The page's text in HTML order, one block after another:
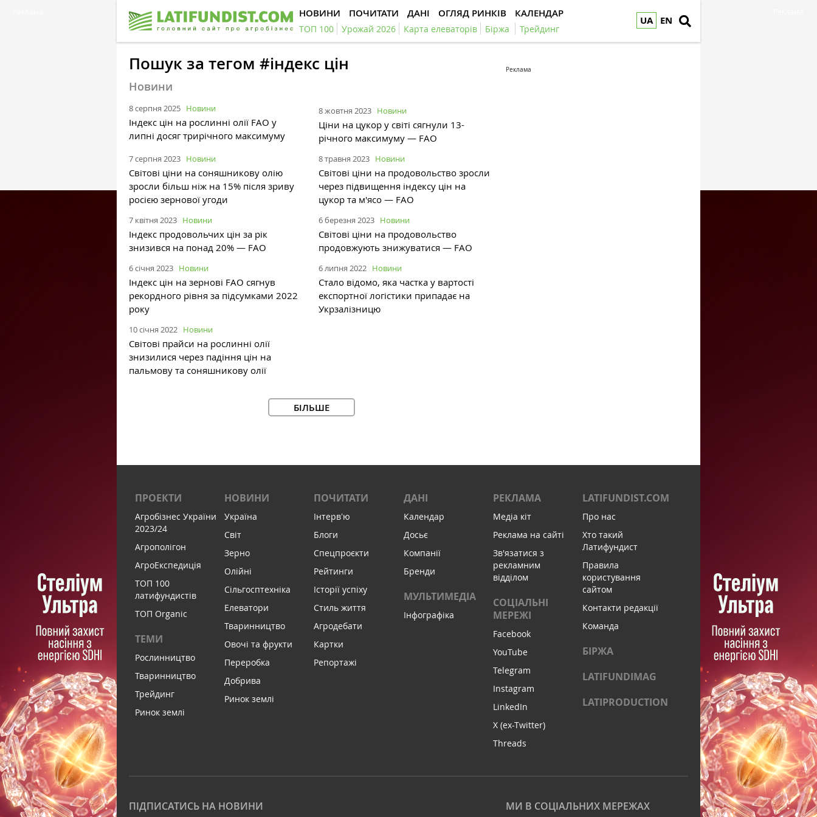
UA EN
НОВИНИ ПОЧИТАТИ ДАНІ ОГЛЯД РИНКІВ КАЛЕНДАР
ТОП 100 Урожай 2026 Карта елеваторів Біржа Трейдинг
Пошук за тегом #індекс цін
Новини
8 серпня 2025 Новини
Індекс цін на рослинні олії FAO у
липні досяг трирічного максимуму
8 жовтня 2023 Новини
Ціни на цукор у світі сягнули 13-
річного максимуму — FAO
7 серпня 2023 Новини
Світові ціни на соняшникову олію
зросли більш ніж на 15% після зриву
росією зернової угоди
8 травня 2023 Новини
Світові ціни на продовольство зросли
через підвищення індексу цін на
цукор та м'ясо — FАО
7 квітня 2023 Новини
Індекс продовольчих цін за рік
знизився на понад 20% — FАО
6 березня 2023 Новини
Світові ціни на продовольство
продовжують знижуватися — FАО
6 січня 2023 Новини
Індекс цін на зернові FAO сягнув
рекордного рівня за підсумками 2022
року
6 липня 2022 Новини
Стало відомо, яка частка у вартості
експортної логістики припадає на
Укрзалізницю
10 січня 2022 Новини
Світові прайси на рослинні олії
знизилися через падіння цін на
пальмову та соняшникову олії
БІЛЬШЕ
Реклама
ПРОЕКТИ
Агробізнес України
2023/24
Агрополігон
АгроЕкспедиція
ТОП 100
латифундистів
ТОП Organic
ТЕМИ
Рослинництво
Тваринництво
Трейдинг
Ринок землі
НОВИНИ
Україна
Світ
Зерно
Олійні
Сільгосптехніка
Елеватори
Тваринництво
Овочі та фрукти
Переробка
Добрива
Ринок землі
ПОЧИТАТИ
Інтервʼю
Блоги
Спецпроєкти
Рейтинги
Історії успіху
Стиль життя
Агродебати
Картки
Репортажі
ДАНІ
Календар
Досьє
Компанії
Бренди
МУЛЬТИМЕДІА
Інфографіка
РЕКЛАМА
Медіа кіт
Реклама на сайті
Зв'язатися з
рекламним
відділом
СОЦІАЛЬНІ
МЕРЕЖІ
Facebook
YouTube
Telegram
Instagram
LinkedIn
X (ex-Twitter)
Threads
LATIFUNDIST.COM
Про нас
Хто такий
Латифундист
Правила
користування
сайтом
Контакти редакції
Команда
БІРЖА
LATIFUNDIMAG
LATIPRODUCTION
ПІДПИСАТИСЬ НА НОВИНИ МИ В СОЦІАЛЬНИХ МЕРЕЖАХ